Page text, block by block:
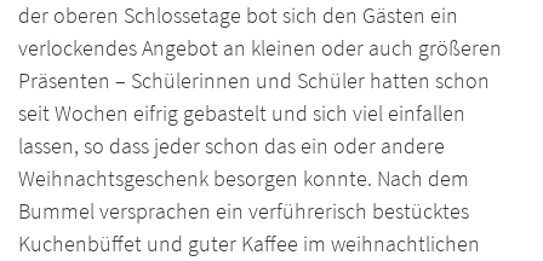
der oberen Schlossetage bot sich den Gästen ein
verlockendes Angebot an kleinen oder auch größeren
Präsenten – Schülerinnen und Schüler hatten schon
seit Wochen eifrig gebastelt und sich viel einfallen
lassen, so dass jeder schon das ein oder andere
Weihnachtsgeschenk besorgen konnte. Nach dem
Bummel versprachen ein verführerisch bestücktes
Kuchenbüffet und guter Kaffee im weihnachtlichen